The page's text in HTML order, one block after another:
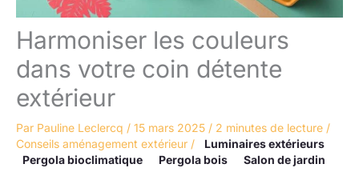
Harmoniser les couleurs
dans votre coin détente
extérieur
Par Pauline Leclercq / 15 mars 2025 / 2 minutes de lecture /
Conseils aménagement extérieur /
Luminaires extérieurs
Pergola bioclimatique
Pergola bois Salon de jardin